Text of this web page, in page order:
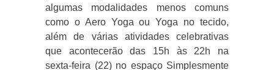
algumas modalidades menos comuns
como o Aero Yoga ou Yoga no tecido,
além de várias atividades celebrativas
que acontecerão das 15h às 22h na
sexta-feira (22) no espaço Simplesmente